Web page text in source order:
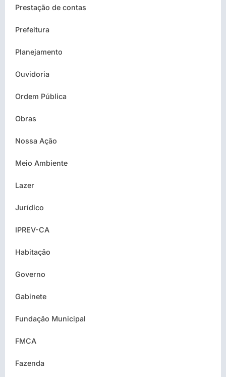
Prestação de contas
Prefeitura
Planejamento
Ouvidoria
Ordem Pública
Obras
Nossa Ação
Meio Ambiente
Lazer
Jurídico
IPREV-CA
Habitação
Governo
Gabinete
Fundação Municipal
FMCA
Fazenda